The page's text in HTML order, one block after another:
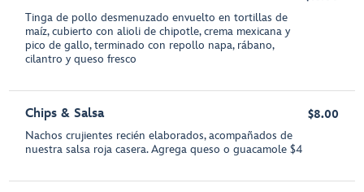
Tinga de pollo desmenuzado envuelto en tortillas de
maíz, cubierto con alioli de chipotle, crema mexicana y
pico de gallo, terminado con repollo napa, rábano,
cilantro y queso fresco
Chips & Salsa
Nachos crujientes recién elaborados, acompañados de
nuestra salsa roja casera. Agrega queso o guacamole $4
$8.00